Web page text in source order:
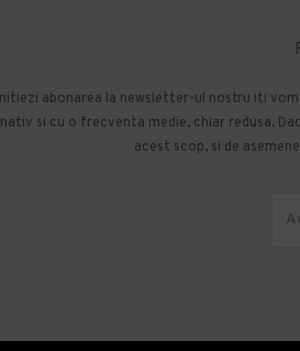
abonarea la newsletter-ul nostru iti
si cu o frecventa medie, chiar redusa.
acest scop, si de